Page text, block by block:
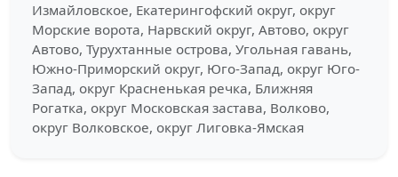
Измайловское, Екатерингофский округ, округ
Морские ворота, Нарвский округ, Автово, округ
Автово, Турухтанные острова, Угольная гавань,
Южно-Приморский округ, Юго-Запад, округ Юго-
Запад, округ Красненькая речка, Ближняя
Рогатка, округ Московская застава, Волково,
округ Волковское, округ Лиговка-Ямская